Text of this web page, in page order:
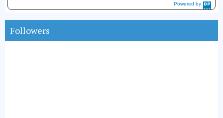
Powered by
DaysPedia.c
Followers